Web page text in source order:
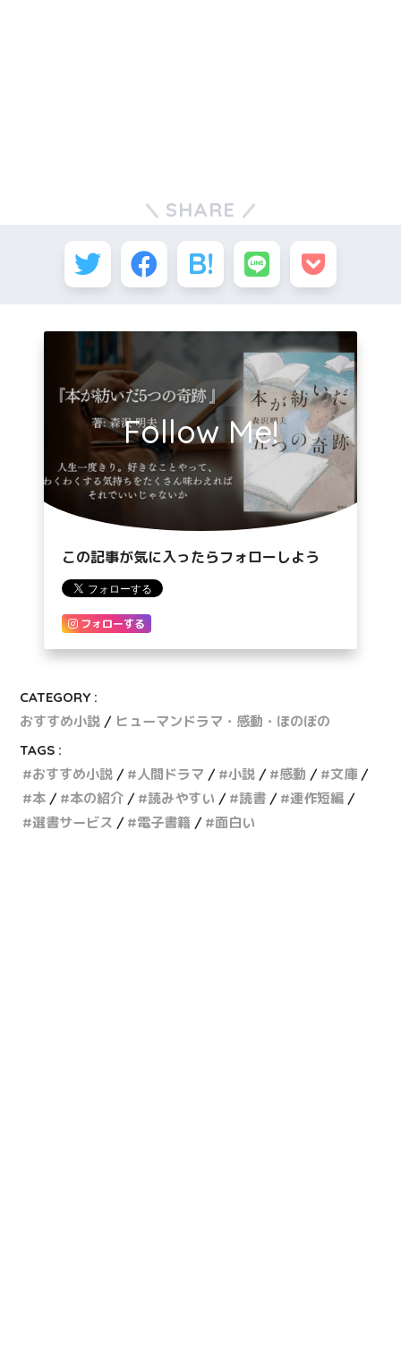
SHARE
Follow Me!
この記事が気に入ったらフォローしよう
フォローする
CATEGORY :
おすすめ小説
ヒューマンドラマ・感動・ほのぼの
TAGS :
おすすめ小説
人間ドラマ 小説 感動
文庫
本
本の紹介 読みやすい 読書
連作短編
選書サービス
電子書籍 面白い